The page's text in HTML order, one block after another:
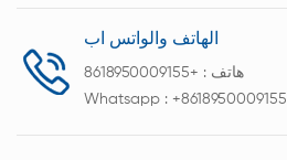
الهاتف والواتس اب
هاتف : +8618950009155
Whatsapp : +8618950009155